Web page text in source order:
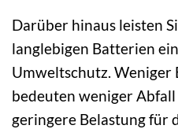
Darüber hinaus leisten
langlebigen Batterien
Umweltschutz. Weniger
bedeuten weniger
geringere Belastung für